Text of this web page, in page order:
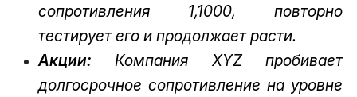
сопротивления 1,1000, повторно
тестирует его и продолжает расти.
Акции: Компания XYZ пробивает
долгосрочное сопротивление на уровне